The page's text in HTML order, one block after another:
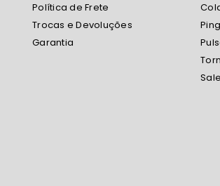
Política de Frete
Trocas e Devoluções
Garantia
Sale